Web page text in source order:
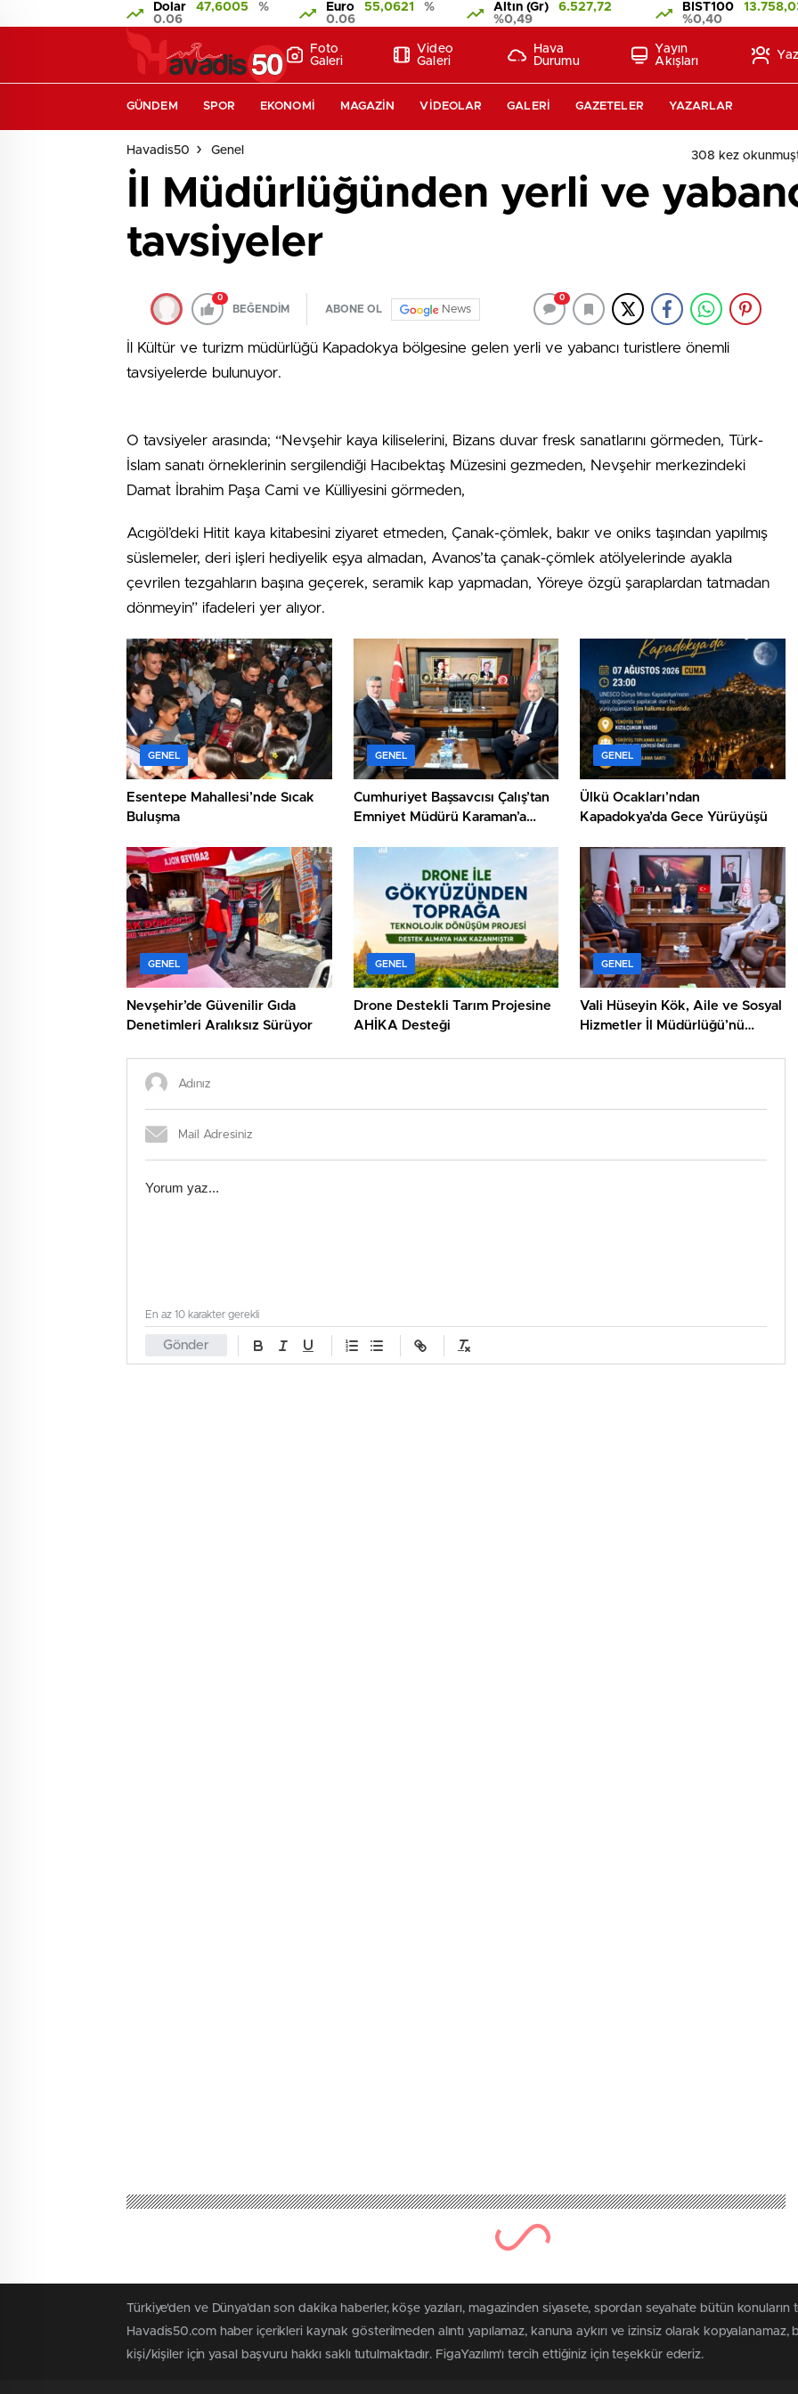
Dolar 47,6005
%
0.06
Euro 55,0621
%
0.06
Altın (Gr)
6.527,72
%0,49
BIST100
%0,40
Foto
Galeri
Video
Galeri
Hava
Durumu
Yayın
Akışları
GÜNDEM SPOR EKONOMI MAGAZIN VIDEOLAR GALERI GAZETELER YAZARLAR
Havadis50 Genel 308 kez
İl Müdürlüğünden yerli ve
tavsiyeler
0
BEĞENDİM ABONE OL News
0
İl Kültür ve turizm müdürlüğü Kapadokya bölgesine gelen yerli ve yabancı turistlere önemli
tavsiyelerde bulunuyor.
O tavsiyeler arasında; “Nevşehir kaya kiliselerini, Bizans duvar fresk sanatlarını görmeden, Türk-
İslam sanatı örneklerinin sergilendiği Hacıbektaş Müzesini gezmeden, Nevşehir merkezindeki
Damat İbrahim Paşa Cami ve Külliyesini görmeden,
Acıgöl’deki Hitit kaya kitabesini ziyaret etmeden, Çanak-çömlek, bakır ve oniks taşından yapılmış
süslemeler, deri işleri hediyelik eşya almadan, Avanos’ta çanak-çömlek atölyelerinde ayakla
çevrilen tezgahların başına geçerek, seramik kap yapmadan, Yöreye özgü şaraplardan tatmadan
dönmeyin” ifadeleri yer alıyor.
GENEL
Esentepe Mahallesi’nde Sıcak
Buluşma
GENEL
Cumhuriyet Başsavcısı Çalış’tan
Emniyet Müdürü Karaman’a
GENEL
Ülkü Ocakları’ndan
Kapadokya’da Gece Yürüyüşü
GENEL
Nevşehir’de Güvenilir Gıda
Denetimleri Aralıksız Sürüyor
GENEL
Drone Destekli Tarım Projesine
AHİKA Desteği
GENEL
Vali Hüseyin Kök, Aile ve Sosyal
Hizmetler İl Müdürlüğü’nü
Gönder
En az 10 karakter gerekli
Türkiye'den ve Dünya’dan son dakika haberler, köşe yazıları, magazinden siyasete, spordan seyahate bütün konuların
Havadis50.com haber içerikleri kaynak gösterilmeden alıntı yapılamaz, kanuna aykırı ve izinsiz olarak kopyalanamaz,
kişi/kişiler için yasal başvuru hakkı saklı tutulmaktadır. FigaYazılım'ı tercih ettiğiniz için teşekkür ederiz.